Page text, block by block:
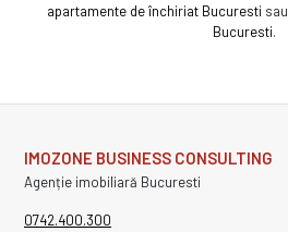
apartamente de închiriat Bucuresti sau
Bucuresti.
IMOZONE BUSINESS CONSULTING
Agenție imobiliară Bucuresti
0742.400.300